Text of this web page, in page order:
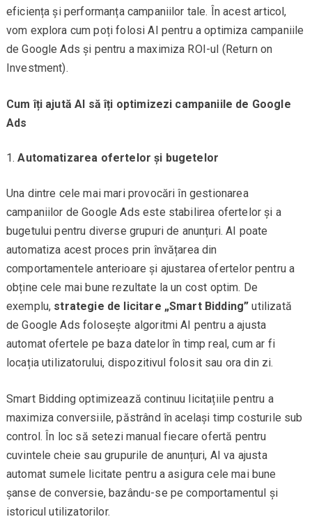
eficiența și performanța campaniilor tale. În acest articol,
vom explora cum poți folosi AI pentru a optimiza campaniile
de Google Ads și pentru a maximiza ROI-ul (Return on
Investment).
Cum îți ajută AI să îți optimizezi campaniile de Google
Ads
Automatizarea ofertelor și bugetelor
Una dintre cele mai mari provocări în gestionarea
campaniilor de Google Ads este stabilirea ofertelor și a
bugetului pentru diverse grupuri de anunțuri. AI poate
automatiza acest proces prin învățarea din
comportamentele anterioare și ajustarea ofertelor pentru a
obține cele mai bune rezultate la un cost optim. De
exemplu, strategie de licitare „Smart Bidding” utilizată
de Google Ads folosește algoritmi AI pentru a ajusta
automat ofertele pe baza datelor în timp real, cum ar fi
locația utilizatorului, dispozitivul folosit sau ora din zi.
Smart Bidding optimizează continuu licitațiile pentru a
maximiza conversiile, păstrând în același timp costurile sub
control. În loc să setezi manual fiecare ofertă pentru
cuvintele cheie sau grupurile de anunțuri, AI va ajusta
automat sumele licitate pentru a asigura cele mai bune
șanse de conversie, bazându-se pe comportamentul și
istoricul utilizatorilor.